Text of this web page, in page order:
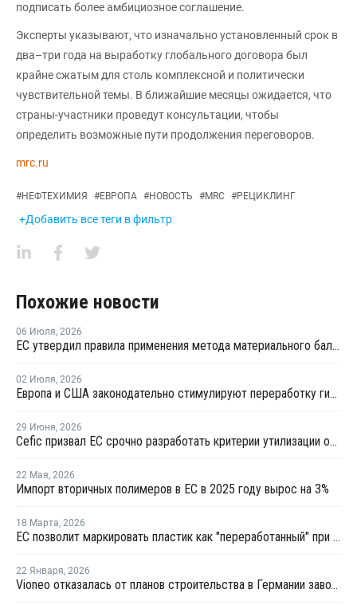
подписать более амбициозное соглашение.
Эксперты указывают, что изначально установленный срок в
два–три года на выработку глобального договора был
крайне сжатым для столь комплексной и политически
чувствительной темы. В ближайшие месяцы ожидается, что
страны-участники проведут консультации, чтобы
определить возможные пути продолжения переговоров.
mrc.ru
#НЕФТЕХИМИЯ #ЕВРОПА #НОВОСТЬ #MRC #РЕЦИКЛИНГ
+Добавить все теги в фильтр
Похожие новости
06 Июля, 2026
ЕС утвердил правила применения метода материального баланса для химической переработки ПЭТ-бутылок
02 Июля, 2026
Европа и США законодательно стимулируют переработку гибкой пластиковой упаковки
29 Июня, 2026
Сefic призвал ЕС срочно разработать критерии утилизации отходов методом химпереработки
22 Мая, 2026
Импорт вторичных полимеров в ЕС в 2025 году вырос на 3%
18 Марта, 2026
ЕС позволит маркировать пластик как "переработанный" при 2,5% содержании вторичного материала
22 Января, 2026
Vioneo отказалась от планов строительства в Германии завода по выпуску "зеленых" полиолефинов